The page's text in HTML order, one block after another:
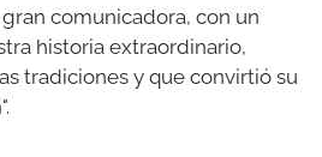
comunicadora, con un
historia extraordinario,
tradiciones y que convirtió su